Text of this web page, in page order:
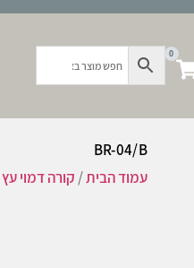
0
BR-04/B
עמוד הבית/ קורה דמוי עץ